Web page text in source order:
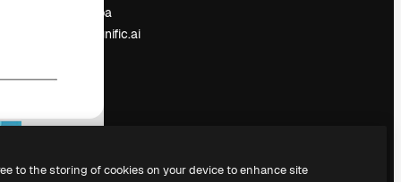
Sala stampa
Cerchi magnific.ai
to the storing of cookies on your device to enhance site